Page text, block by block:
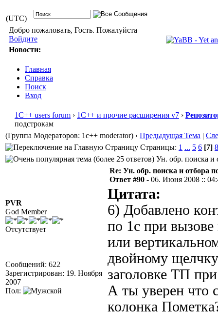
(UTC)
Добро пожаловать, Гость. Пожалуйста
Войдите
Новости:
Главная
Справка
Поиск
Вход
1С++ users forum › 1С++ и прочие расширения v7 ›
подстрокам
(Группа Модераторов: 1c++ moderator) ‹ Предыдущая Тема |
Страницы: 1 ... 5 6 [7] 8
Ун. обр. поиска и
PVR
God Member
Отсутствует
Сообщений: 622
Зарегистрирован: 19. Ноября
2007
Пол:
Re: Ун. обр. поиска и отбора
Ответ #90 - 06. Июня 2008 ::
Цитата:
6) Добавлено
по 1с при
или
двойному
заголовке ТП
А ты уверен что
колонка